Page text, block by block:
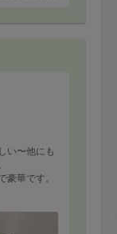
い〜他にも
華です。